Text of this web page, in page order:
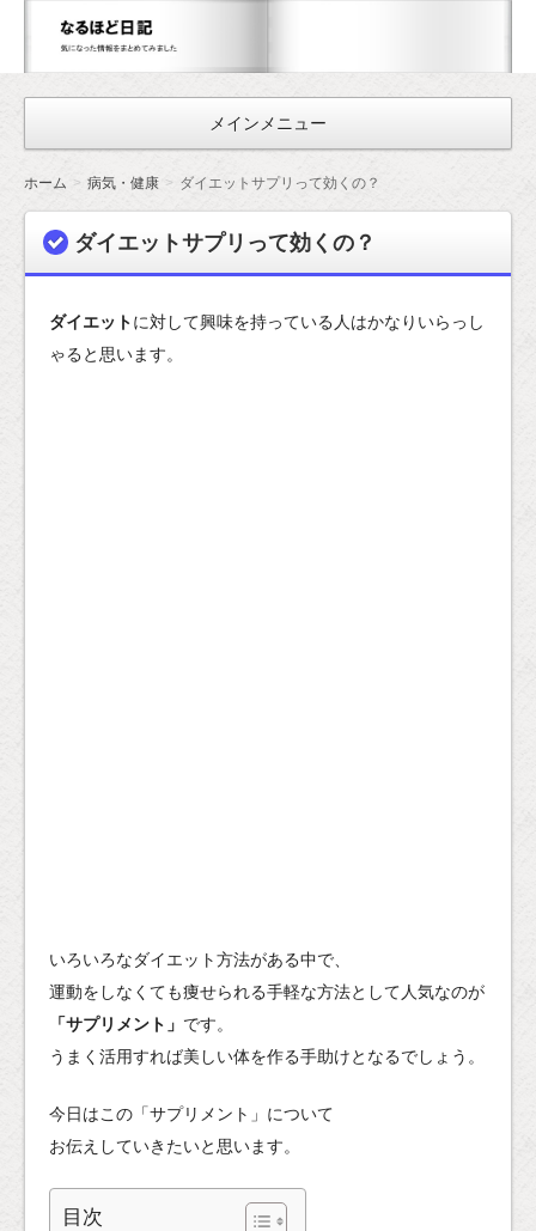
な
る
ほ
日
記
メインメニュー
ホーム 病気・健康 ダイエットサプリって効くの？
ダイエットサプリって効くの？
ダイエットに対して興味を持っている人はかなりいらっし
ゃると思います。
いろいろなダイエット方法がある中で、
運動をしなくても痩せられる手軽な方法として人気なのが
「サプリメント」 です。
うまく活用すれば美しい体を作る手助けとなるでしょう。
今日はこの「サプリメント」について
お伝えしていきたいと思います。
目次